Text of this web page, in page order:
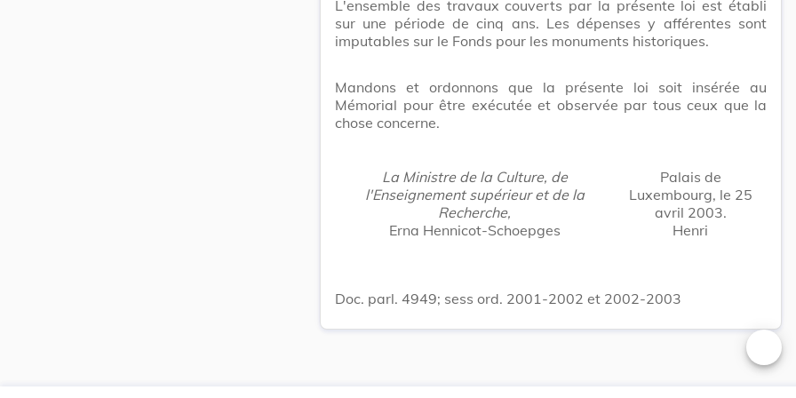
L'ensemble des travaux couverts par la présente loi est établi
sur une période de cinq ans. Les dépenses y afférentes sont
imputables sur le Fonds pour les monuments historiques.
Mandons et ordonnons que la présente loi soit insérée au
Mémorial pour être exécutée et observée par tous ceux que la
chose concerne.
La Ministre de la Culture, de
l'Enseignement supérieur et de la
Recherche,
Erna Hennicot-Schoepges
Palais de
Luxembourg, le 25
avril 2003.
Henri
Doc. parl. 4949; sess ord. 2001-2002 et 2002-2003